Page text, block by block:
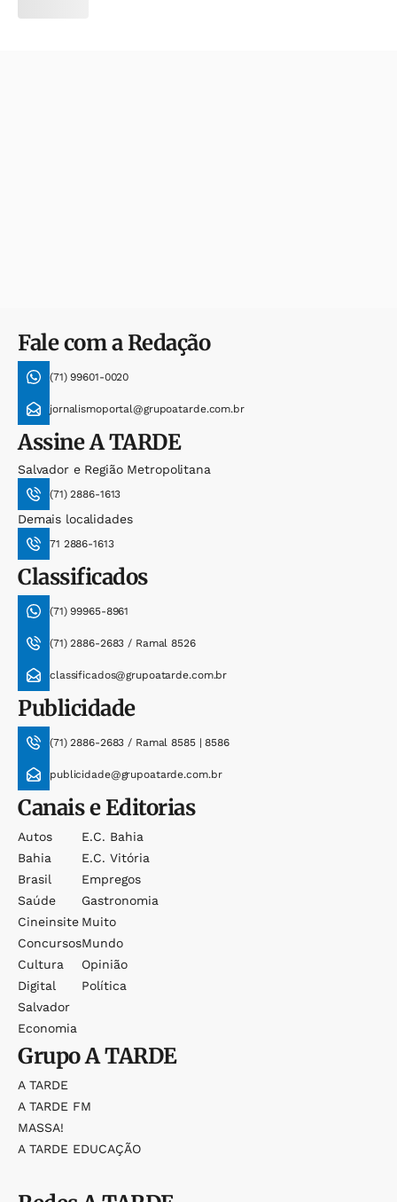
Fale com a Redação
(71) 99601-0020
jornalismoportal@grupoatarde.com.br
AssineA TARDE
Salvador e Região Metropolitana
(71) 2886-1613
Demais localidades
71 2886-1613
Classificados
(71) 99965-8961
(71) 2886-2683 / Ramal 8526
classificados@grupoatarde.com.br
Publicidade
(71) 2886-2683 / Ramal 8585 | 8586
publicidade@grupoatarde.com.br
Canais e Editorias
Autos
Bahia
Brasil
Saúde
Cineinsite
Concursos
Cultura
Digital
Salvador
Economia
E.c. Bahia
E.c. Vitória
Empregos
Gastronomia
Muito
Mundo
Opinião
Política
GrupoA TARDE
A TARDE
A TARDE FM
MASSA!
A TARDE EDUCAÇÃO